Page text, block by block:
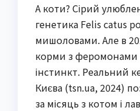
А коти? Сірий
генетика Felis catus
мишоловами. Але в
корми з
інстинкт. Реальний
Києва (tsn.ua, 2024)
за місяць з котом і